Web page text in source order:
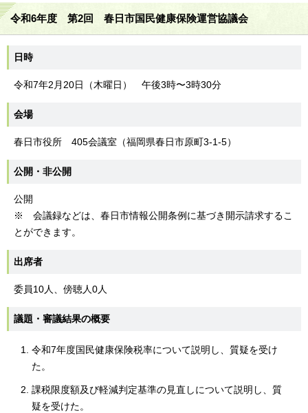
令和6年度 第2回 春日市国民健康保険運営協議会
日時
令和7年2月20日（木曜日） 午後3時〜3時30分
会場
春日市役所 405会議室（福岡県春日市原町3-1-5）
公開・非公開
公開
※ 会議録などは、春日市情報公開条例に基づき開示請求するこ
とができます。
出席者
委員10人、傍聴人0人
議題・審議結果の概要
令和7年度国民健康保険税率について説明し、質疑を受け
た。
課税限度額及び軽減判定基準の見直しについて説明し、質
疑を受けた。